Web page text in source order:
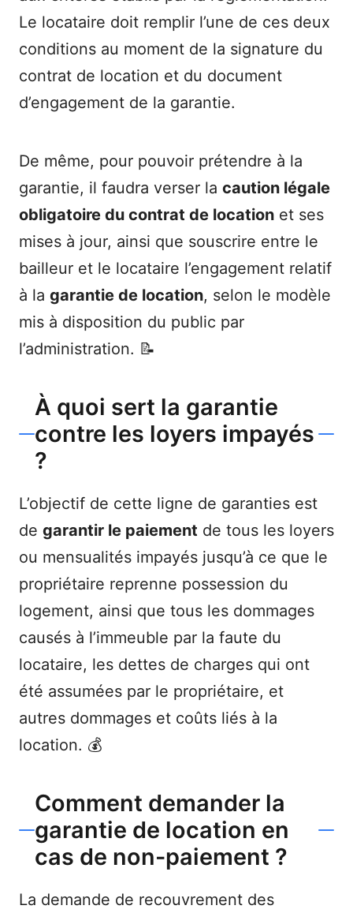
Le locataire doit remplir l’une de ces deux
conditions au moment de la signature du
contrat de location et du document
d’engagement de la garantie.
De même, pour pouvoir prétendre à la
garantie, il faudra verser la caution légale
obligatoire du contrat de location et ses
mises à jour, ainsi que souscrire entre le
bailleur et le locataire l’engagement relatif
à la garantie de location, selon le modèle
mis à disposition du public par
l’administration. 📝
À quoi sert la garantie
contre les loyers impayés
?
L’objectif de cette ligne de garanties est
de garantir le paiement de tous les loyers
ou mensualités impayés jusqu’à ce que le
propriétaire reprenne possession du
logement, ainsi que tous les dommages
causés à l’immeuble par la faute du
locataire, les dettes de charges qui ont
été assumées par le propriétaire, et
autres dommages et coûts liés à la
location. 💰
Comment demander la
garantie de location en
cas de non-paiement ?
La demande de recouvrement des